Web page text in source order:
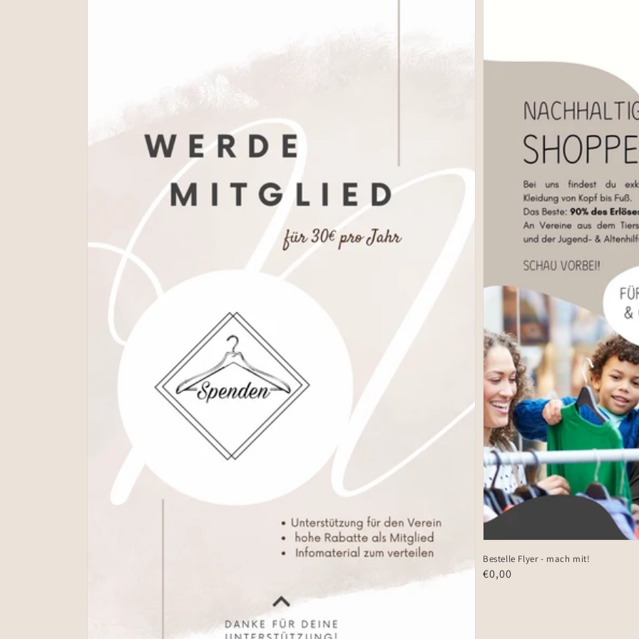
Bestelle Flyer - mach mit!
Normaler
€0,00